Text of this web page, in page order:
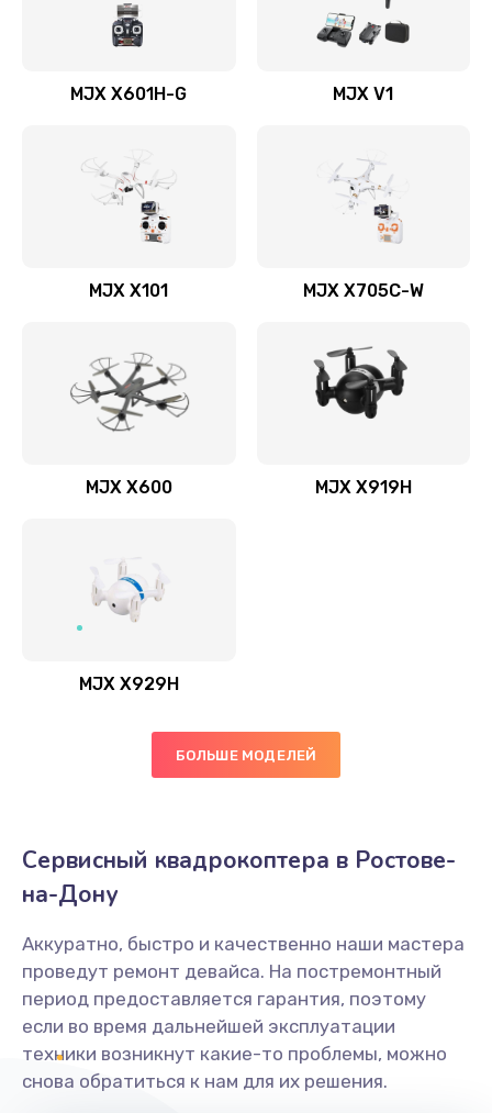
MJX X601H-G MJX V1
MJX X101 MJX X705C-W
MJX X600 MJX X919H
MJX X929H
БОЛЬШЕ МОДЕЛЕЙ
Сервисный квадрокоптера в Ростове-
на-Дону
Аккуратно, быстро и качественно наши мастера
проведут ремонт девайса. На постремонтный
период предоставляется гарантия, поэтому
если во время дальнейшей эксплуатации
техники возникнут какие-то проблемы, можно
снова обратиться к нам для их решения.